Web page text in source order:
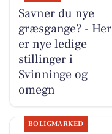
Savner du nye
græsgange? - Her
er nye ledige
stillinger i
Svinninge og
omegn
BOLIGMARKED